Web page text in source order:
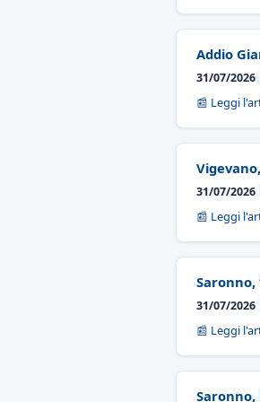
Addio
31/07/2026
📰 Leggi
31/07/2026
📰 Leggi
31/07/2026
📰 Leggi